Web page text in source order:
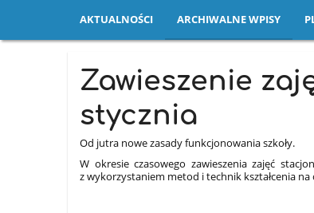
AKTUALNOŚCI ARCHIWALNE WPISY
Archiwalne
wpisy
Zawieszenie
stycznia
Od jutra nowe zasady funkcjonowania szkoły.
W okresie czasowego zawieszenia zajęć
z wykorzystaniem metod i technik kształcenia